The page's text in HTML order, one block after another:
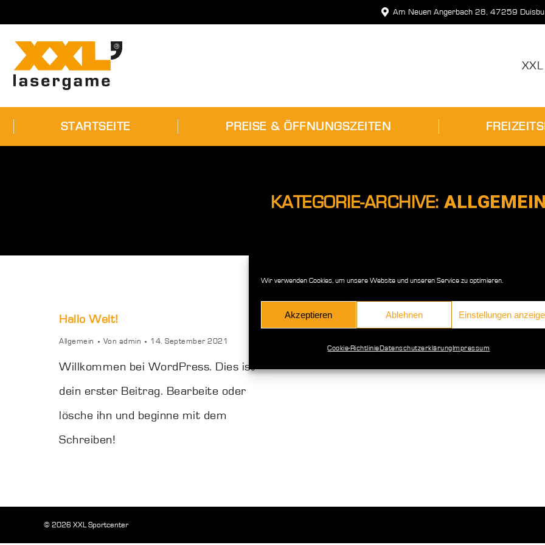
Wir verwenden Cookies, um unsere Website und unseren Service zu optimieren.
Akzeptieren Ablehnen Einstellungen
Cookie-RichtlinieDatenschutzerklärungImpressum
Am Neuen Angerbach 28, 47259
STARTSEITE PREISE & ÖFFNUNGSZEITEN
KATEGORIE-ARCHIVE:
Hallo Welt!
Allgemein Von admin 14. September 2021
Willkommen bei WordPress. Dies ist
dein erster Beitrag. Bearbeite oder
lösche ihn und beginne mit dem
Schreiben!
© 2026 XXL Sportcenter
PREISE & ÖFFNUNGSZEITEN